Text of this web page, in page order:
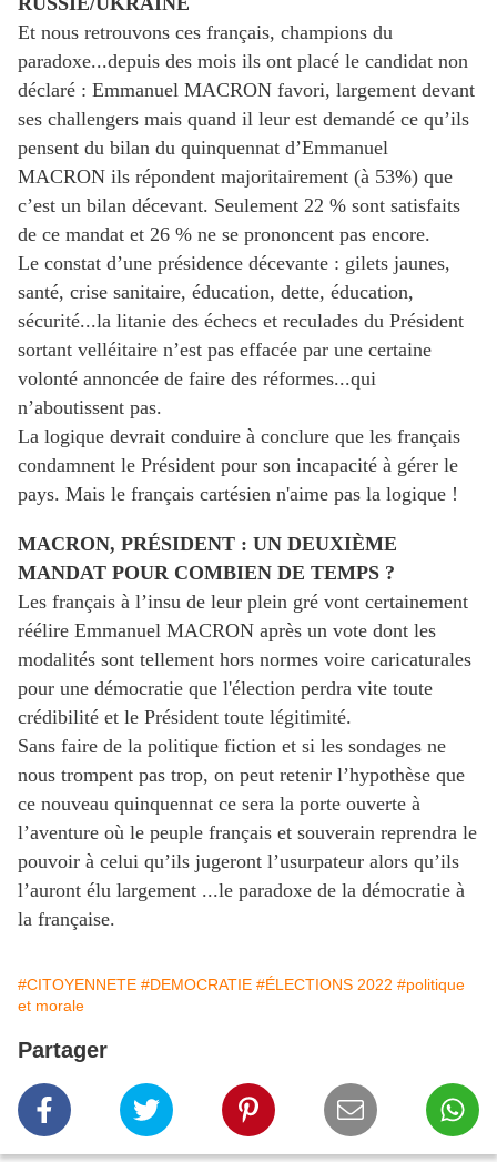
Et nous retrouvons ces français, champions du
paradoxe...depuis des mois ils ont placé le candidat non
déclaré : Emmanuel MACRON favori, largement devant
ses challengers mais quand il leur est demandé ce qu’ils
pensent du bilan du quinquennat d’Emmanuel
MACRON ils répondent majoritairement (à 53%) que
c’est un bilan décevant. Seulement 22 % sont satisfaits
de ce mandat et 26 % ne se prononcent pas encore.
Le constat d’une présidence décevante : gilets jaunes,
santé, crise sanitaire, éducation, dette, éducation,
sécurité...la litanie des échecs et reculades du Président
sortant velléitaire n’est pas effacée par une certaine
volonté annoncée de faire des réformes...qui
n’aboutissent pas.
La logique devrait conduire à conclure que les français
condamnent le Président pour son incapacité à gérer le
pays. Mais le français cartésien n'aime pas la logique !
MACRON, PRÉSIDENT : UN DEUXIÈME
MANDAT POUR COMBIEN DE TEMPS ?
Les français à l’insu de leur plein gré vont certainement
réélire Emmanuel MACRON après un vote dont les
modalités sont tellement hors normes voire caricaturales
pour une démocratie que l'élection perdra vite toute
crédibilité et le Président toute légitimité.
Sans faire de la politique fiction et si les sondages ne
nous trompent pas trop, on peut retenir l’hypothèse que
ce nouveau quinquennat ce sera la porte ouverte à
l’aventure où le peuple français et souverain reprendra le
pouvoir à celui qu’ils jugeront l’usurpateur alors qu’ils
l’auront élu largement ...le paradoxe de la démocratie à
la française.
#CITOYENNETE #DEMOCRATIE #ÉLECTIONS 2022 #politique
et morale
Partager